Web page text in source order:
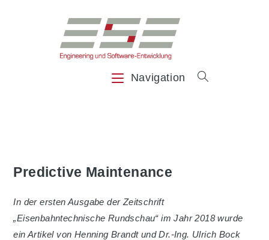
Navigation
Predictive Maintenance
In der ersten Ausgabe der Zeitschrift
„Eisenbahntechnische Rundschau“ im Jahr 2018 wurde
ein Artikel von Henning Brandt und Dr.-Ing. Ulrich Bock